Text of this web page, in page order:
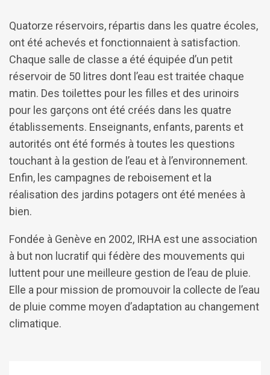
Quatorze réservoirs, répartis dans les quatre écoles,
ont été achevés et fonctionnaient à satisfaction.
Chaque salle de classe a été équipée d’un petit
réservoir de 50 litres dont l’eau est traitée chaque
matin. Des toilettes pour les filles et des urinoirs
pour les garçons ont été créés dans les quatre
établissements. Enseignants, enfants, parents et
autorités ont été formés à toutes les questions
touchant à la gestion de l’eau et à l’environnement.
Enfin, les campagnes de reboisement et la
réalisation des jardins potagers ont été menées à
bien.
Fondée à Genève en 2002, IRHA est une association
à but non lucratif qui fédère des mouvements qui
luttent pour une meilleure gestion de l’eau de pluie.
Elle a pour mission de promouvoir la collecte de l’eau
de pluie comme moyen d’adaptation au changement
climatique.